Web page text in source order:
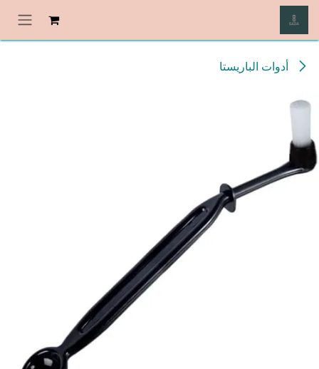
تخطي للذهاب إلى المحتوى
أدوات الباريستا